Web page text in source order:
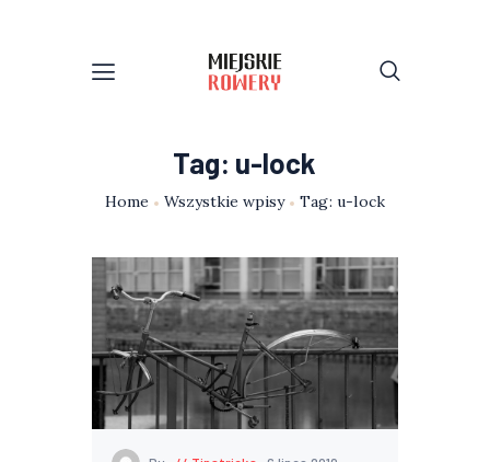
Tag: u-lock
Home Wszystkie wpisy Tag: u-lock